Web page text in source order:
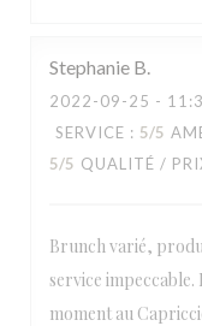
Stephanie B
2022-09-25 -
SERVICE : 5/5
5/5 QUALITÉ /
Brunch varié,
service impeccable.
moment au